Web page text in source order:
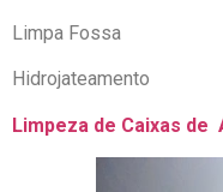
Limpa Fossa
Hidrojateamento
Limpeza de Caixas de